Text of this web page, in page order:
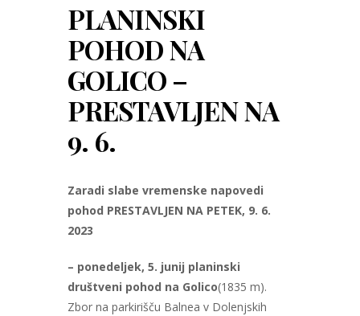
PLANINSKI
POHOD NA
GOLICO –
PRESTAVLJEN NA
9. 6.
Zaradi slabe vremenske napovedi
pohod PRESTAVLJEN NA PETEK, 9. 6.
2023
– ponedeljek, 5. junij planinski
društveni pohod na Golico(1835 m).
Zbor na parkirišču Balnea v Dolenjskih